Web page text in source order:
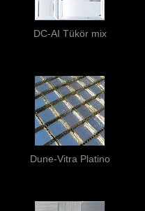
DC-AI Tükör mix
Dune-Vitra Platino